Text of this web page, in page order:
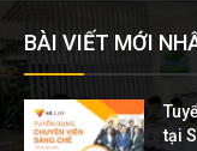
BÀI VIẾT MỚI
tại